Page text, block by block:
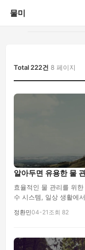
물미
게시판
Total 222건 8 페이지
알아두면 유용한 물
효율적인 물 관리를 위
수 시스템, 일상 생활에
정환민04-21 조회 82